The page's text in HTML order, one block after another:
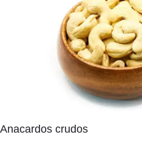
Anacardos crudos